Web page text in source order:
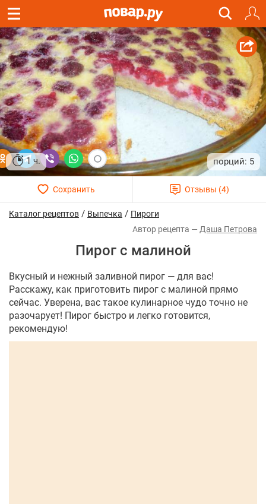
1 ч. 5
Каталог рецептов / Выпечка / Пироги
Даша Петрова
Пирог с малиной
Вкусный и нежный заливной пирог — для вас!
Расскажу, как приготовить пирог с малиной прямо
сейчас. Уверена, вас такое кулинарное чудо точно не
разочарует! Пирог быстро и легко готовится,
рекомендую!